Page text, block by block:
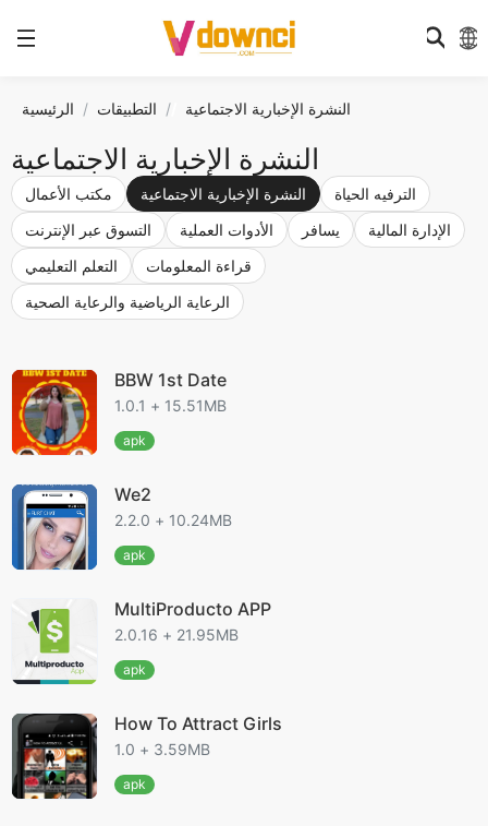
الرئيسية التطبيقات النشرة الإخبارية الاجتماعية
النشرة الإخبارية الاجتماعية
مكتب الأعمال النشرة الإخبارية الاجتماعية
الترفيه الحياة
التسوق عبر الإنترنت
الأدوات العملية يسافر
الإدارة المالية
التعلم التعليمي
قراءة المعلومات
الرعاية الرياضية والرعاية الصحية
BBW 1st Date
1.0.1 + 15.51MB
apk
We2
2.2.0 + 10.24MB
apk
MultiProducto APP
2.0.16 + 21.95MB
apk
How To Attract Girls
1.0 + 3.59MB
apk